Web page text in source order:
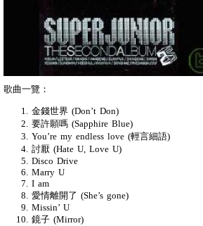
歌曲一覽：
金錢世界 (Don’t Don)
要許願嗎 (Sapphire Blue)
You’re my endless love (輕言細語)
討厭 (Hate U, Love U)
Disco Drive
Marry U
I am
愛情離開了 (She’s gone)
Missin’ U
鏡子 (Mirror)